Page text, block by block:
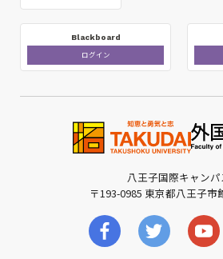
Blackboard
ログイン
八王子国際キャンパ
〒193-0985 東京都八王子市